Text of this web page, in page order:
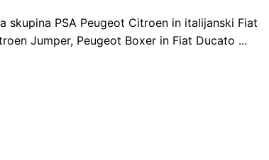
PSA Peugeot Citroen in italijanski Fiat
Jumper, Peugeot Boxer in Fiat Ducato ...